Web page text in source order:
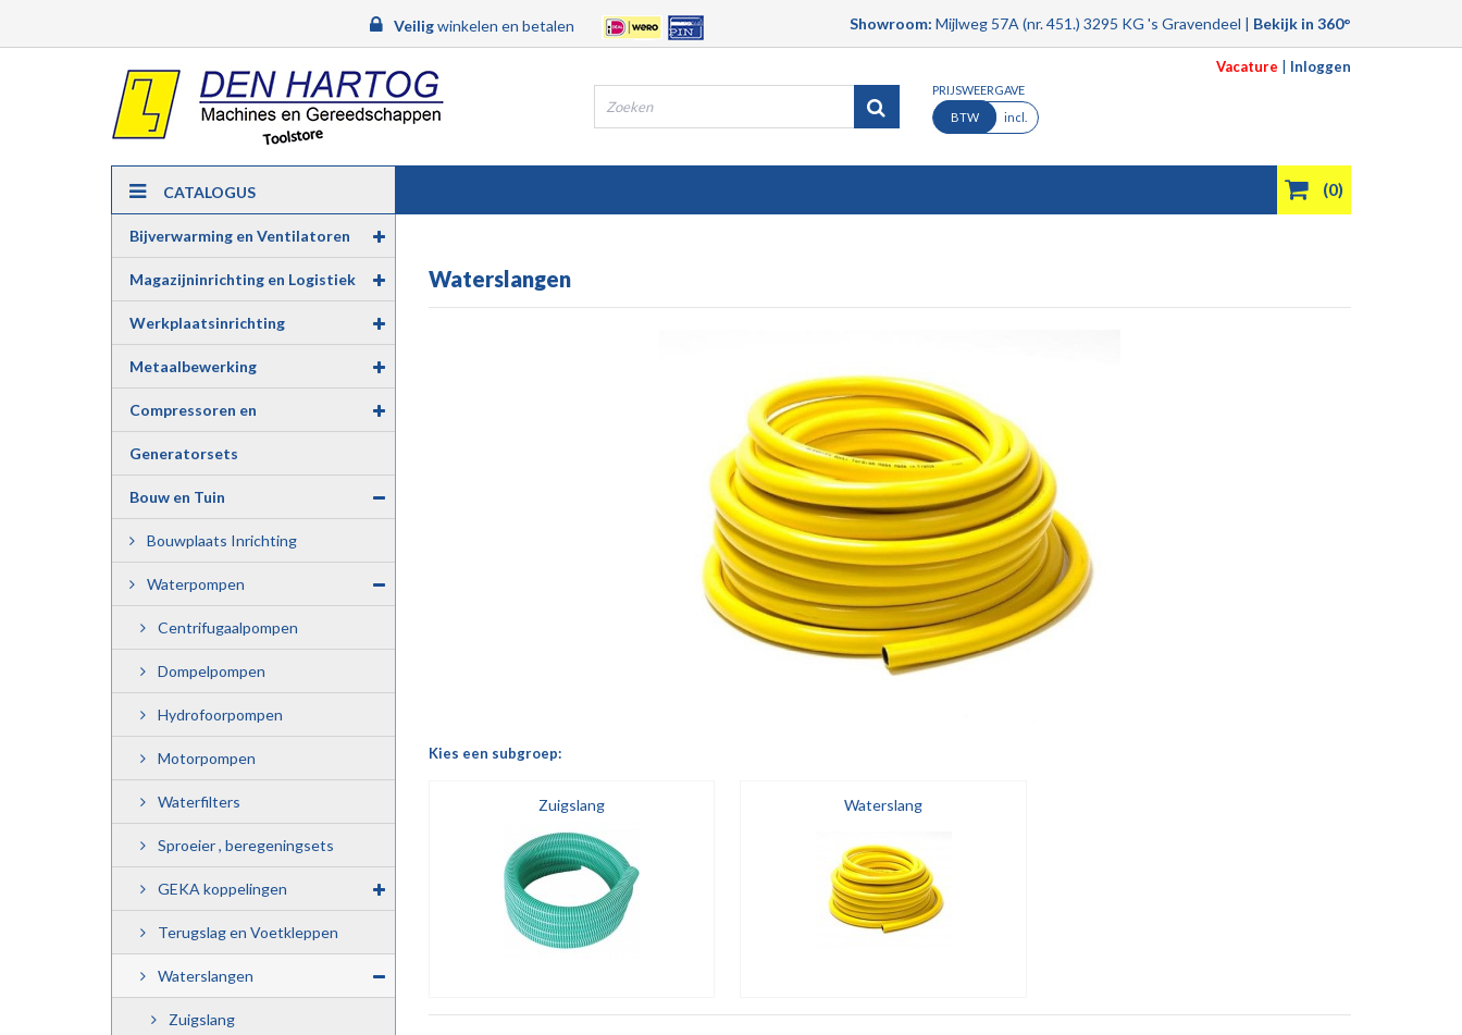
Veiligwinkelen en betalen Showroom: Mijlweg 57A (nr. 451.) 3295 KG 's Gravendeel | Bekijk in 360°
PRIJSWEERGAVE
BTW
incl.
Vacature Inloggen
(0)
CATALOGUS
Bijverwarming en Ventilatoren
Magazijninrichting en Logistiek
Werkplaatsinrichting
Metaalbewerking
Compressoren en
Luchtgereedschap
Generatorsets
Bouw en Tuin
Bouwplaats Inrichting
Waterpompen
Centrifugaalpompen
Dompelpompen
Hydrofoorpompen
Motorpompen
Waterfilters
Sproeier , beregeningsets
GEKA koppelingen
Terugslag en Voetkleppen
Waterslangen
Zuigslang
Waterslangen
Kies een subgroep:
Zuigslang Waterslang